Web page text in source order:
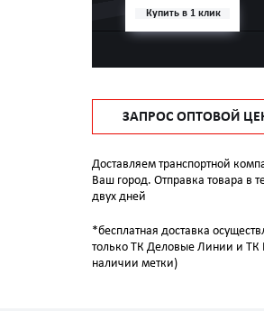
Купить в 1 клик
ЗАПРОС ОПТОВОЙ
Доставляем транспортной
Ваш город. Отправка товара в
двух дней
*бесплатная доставка
только ТК Деловые Линии и ТК
наличии метки)